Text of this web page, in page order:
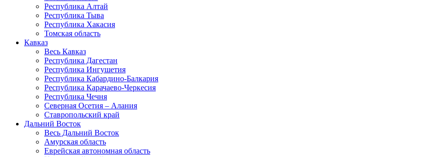
Республика Алтай
Республика Тыва
Республика Хакасия
Томская область
Кавказ
Весь Кавказ
Республика Дагестан
Республика Ингушетия
Республика Кабардино-Балкария
Республика Карачаево-Черкесия
Республика Чечня
Северная Осетия – Алания
Ставропольский край
Дальний Восток
Весь Дальний Восток
Амурская область
Еврейская автономная область